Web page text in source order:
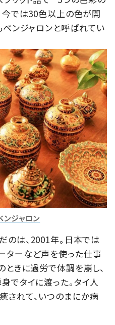
今では30色以上の色が開
ンジャロンと呼ばれてい
ジャロン
のは、2001年。日本では
ターなど声を使った仕事
ときに過労で体調を崩し、
でタイに渡った。タイ人
されて、いつのまにか病